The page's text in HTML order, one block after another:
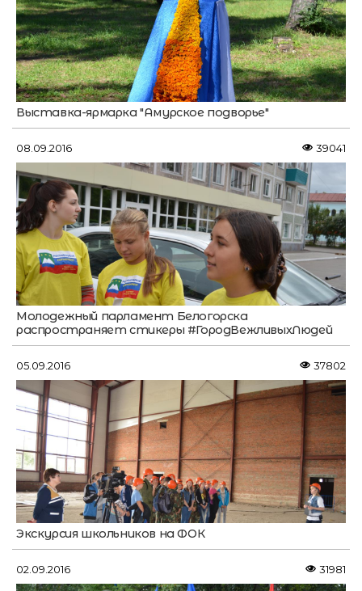
Выставка-ярмарка "Амурское подворье"
08.09.2016 39041
Молодежный парламент Белогорска
распространяет стикеры #ГородВежливыхЛюдей
05.09.2016 37802
Экскурсия школьников на ФОК
02.09.2016 31981